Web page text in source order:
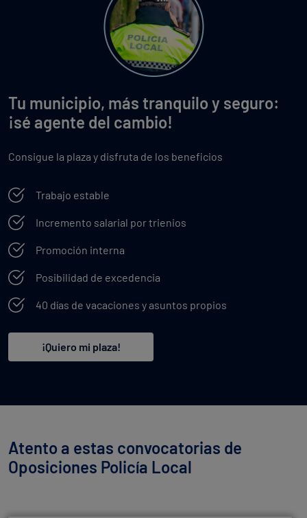
Tu municipio, más tranquilo y seguro:
¡sé agente del cambio!
Consigue la plaza y disfruta de los beneficios
Trabajo estable
Incremento salarial por trienios
Promoción interna
Posibilidad de excedencia
40 días de vacaciones y asuntos propios
¡Quiero mi plaza!
Atento a estas convocatorias de
Oposiciones Policía Local